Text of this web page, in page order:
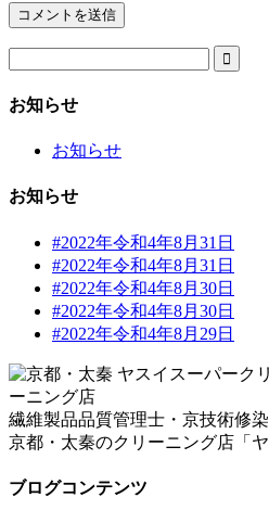

お知らせ
お知らせ
お知らせ
#2022年令和4年8月31日
#2022年令和4年8月31日
#2022年令和4年8月30日
#2022年令和4年8月30日
#2022年令和4年8月29日
繊維製品品質管理士・京技術修
京都・太秦のクリーニング店「
ブログコンテンツ